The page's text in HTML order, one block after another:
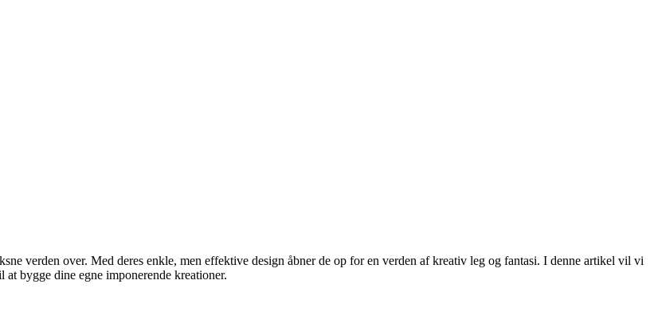
verden over. Med deres enkle, men effektive design åbner de op for en verden af kreativ leg og fantasi. I denne artikel vil vi
bygge dine egne imponerende kreationer.